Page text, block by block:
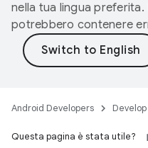
nella tua lingua
potrebbero contenere
Android Developers Develop
Questa pagina è stata utile?